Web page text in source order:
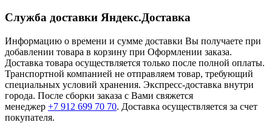
Служба доставки Яндекс.Доставка
Информацию о времени и сумме доставки Вы получаете при
добавлении товара в корзину при Оформлении заказа.
Доставка товара осуществляется только после полной оплаты.
Транспортной компанией не отправляем товар, требующий
специальных условий хранения. Экспресс-доставка внутри
города. После сборки заказа с Вами свяжется
менеджер +7 912 699 70 70. Доставка осуществляется за счет
покупателя.